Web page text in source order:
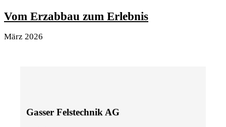
Vom Erzabbau zum Erlebnis
März 2026
Gasser Felstechnik AG